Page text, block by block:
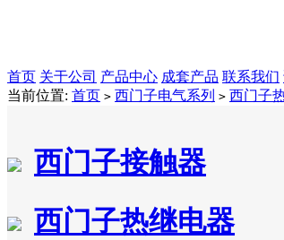
首页 关于公司 产品中心 成套产品 联系我们
当前位置: 首页 > 西门子电气系列 > 西门子
西门子接触器
西门子热继电器